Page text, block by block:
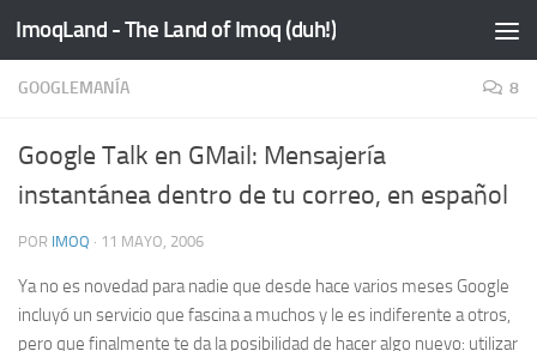
Saltar al contenido
ImoqLand - The Land of Imoq (duh!)
GOOGLEMANÍA 8
Google Talk en GMail: Mensajería
instantánea dentro de tu correo, en español
POR IMOQ · 11 MAYO, 2006
Ya no es novedad para nadie que desde hace varios meses Google
incluyó un servicio que fascina a muchos y le es indiferente a otros,
pero que finalmente te da la posibilidad de hacer algo nuevo: utilizar